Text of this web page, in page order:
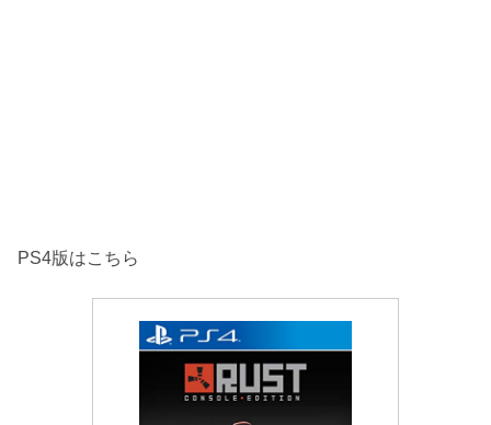
PS4版はこちら